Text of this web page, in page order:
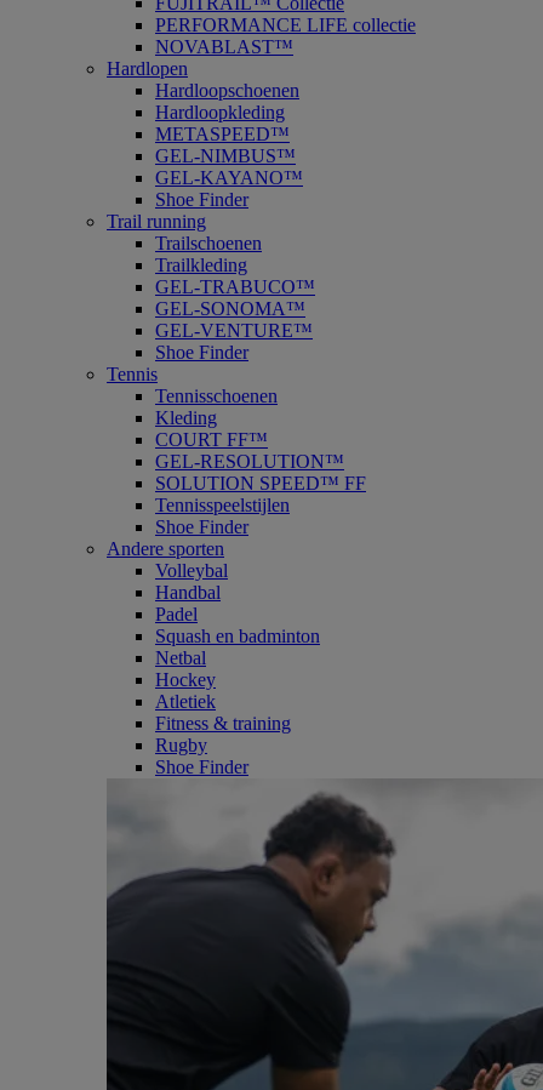
PERFORMANCE LIFE collectie
NOVABLAST™
Hardlopen
Hardloopschoenen
Hardloopkleding
METASPEED™
GEL-NIMBUS™
GEL-KAYANO™
Shoe Finder
Trail running
Trailschoenen
Trailkleding
GEL-TRABUCO™
GEL-SONOMA™
GEL-VENTURE™
Shoe Finder
Tennis
Tennisschoenen
Kleding
COURT FF™
GEL-RESOLUTION™
SOLUTION SPEED™ FF
Tennisspeelstijlen
Shoe Finder
Andere sporten
Volleybal
Handbal
Padel
Squash en badminton
Netbal
Hockey
Atletiek
Fitness & training
Rugby
Shoe Finder